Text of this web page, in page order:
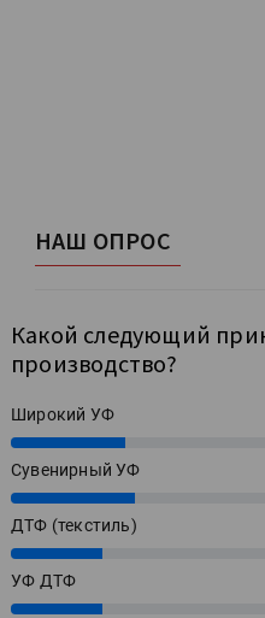
НАШ ОПРОС
Какой следующий
производство?
Широкий УФ
25%
Сувенирный УФ
27%
ДТФ (текстиль)
20%
УФ ДТФ
20%